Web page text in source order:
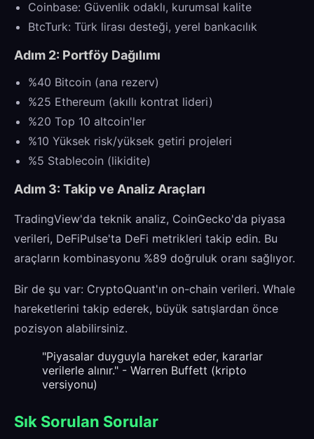
Coinbase: Güvenlik odaklı, kurumsal kalite
BtcTurk: Türk lirası desteği, yerel bankacılık
Adım 2: Portföy Dağılımı
%40 Bitcoin (ana rezerv)
%25 Ethereum (akıllı kontrat lideri)
%20 Top 10 altcoin'ler
%10 Yüksek risk/yüksek getiri projeleri
%5 Stablecoin (likidite)
Adım 3: Takip ve Analiz Araçları
TradingView'da teknik analiz, CoinGecko'da piyasa
verileri, DeFiPulse'ta DeFi metrikleri takip edin. Bu
araçların kombinasyonu %89 doğruluk oranı sağlıyor.
Bir de şu var: CryptoQuant'ın on-chain verileri. Whale
hareketlerini takip ederek, büyük satışlardan önce
pozisyon alabilirsiniz.
"Piyasalar duyguyla hareket eder, kararlar
verilerle alınır." - Warren Buffett (kripto
versiyonu)
Sık Sorulan Sorular